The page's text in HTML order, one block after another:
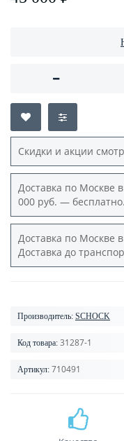
Скидки и акции
Доставка по Москве
000 руб. — бесплатно.
Доставка по Москве
Доставка до
Производитель: SCHOCK
Код товара: 31287-1
Артикул: 710491